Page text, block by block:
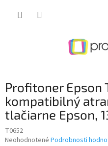
Profitoner Epson
kompatibilný
tlačiarne Epson,
T0652
Priemerné
Neohodnotené Podrobnosti